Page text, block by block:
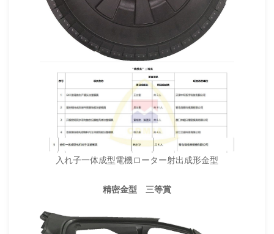
入れ子一体成型電機ローター射出成形金型
精密金型 三等賞